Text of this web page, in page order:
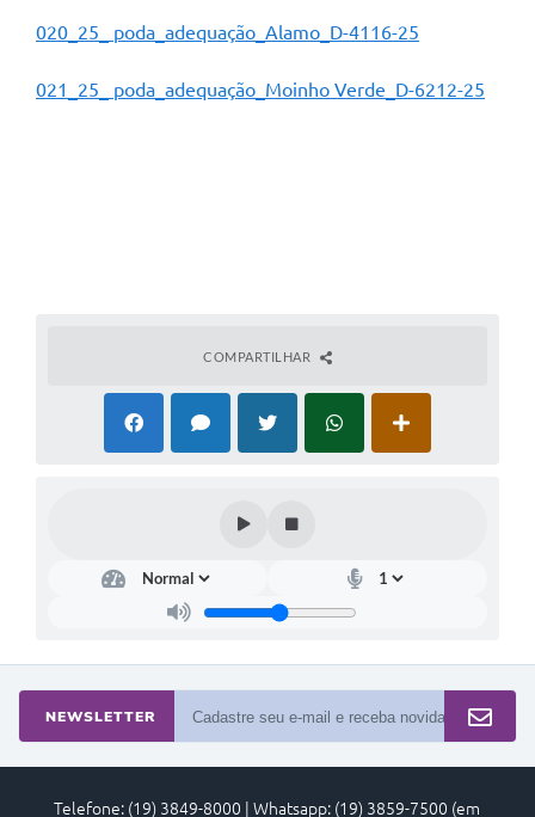
020_25_ poda_adequação_Alamo_D-4116-25
021_25_ poda_adequação_Moinho Verde_D-6212-25
COMPARTILHAR
NEWSLETTER
Telefone: (19) 3849-8000 | Whatsapp: (19) 3859-7500 (em